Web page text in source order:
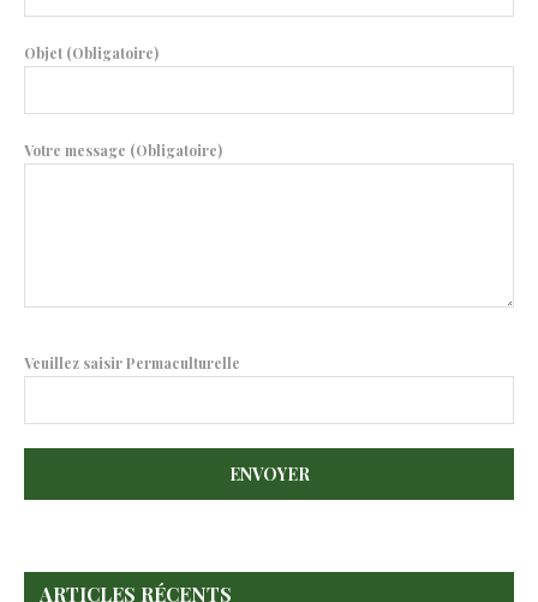
Objet (Obligatoire)
Votre message (Obligatoire)
Veuillez saisir Permaculturelle
ARTICLES RÉCENTS